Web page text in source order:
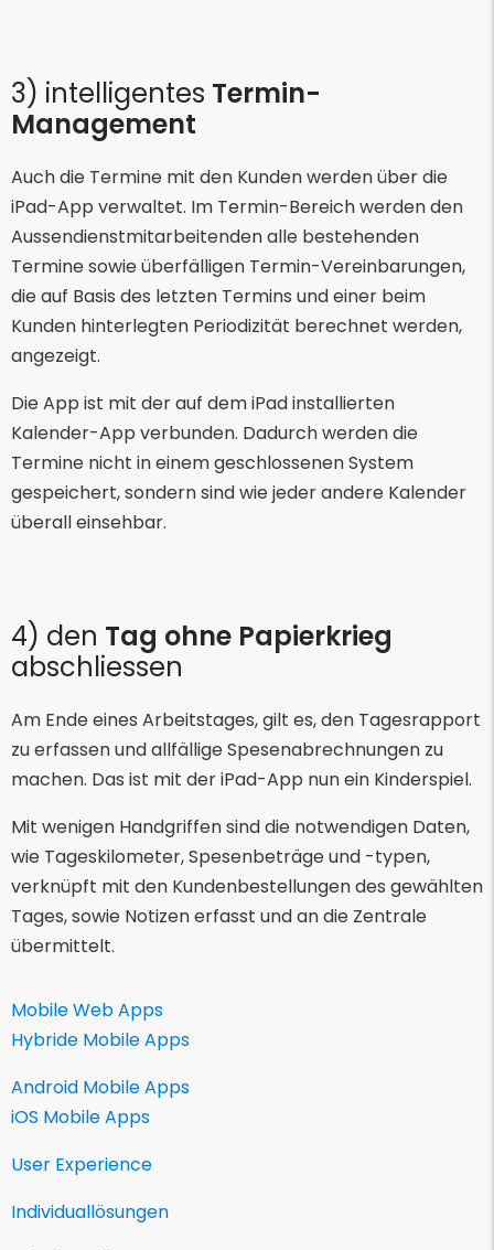
3) intelligentes Termin-
Management
Auch die Termine mit den Kunden werden über die
iPad-App verwaltet. Im Termin-Bereich werden den
Aussendienstmitarbeitenden alle bestehenden
Termine sowie überfälligen Termin-Vereinbarungen,
die auf Basis des letzten Termins und einer beim
Kunden hinterlegten Periodizität berechnet werden,
angezeigt.
Die App ist mit der auf dem iPad installierten
Kalender-App verbunden. Dadurch werden die
Termine nicht in einem geschlossenen System
gespeichert, sondern sind wie jeder andere Kalender
überall einsehbar.
4) den Tag ohne Papierkrieg
abschliessen
Am Ende eines Arbeitstages, gilt es, den Tagesrapport
zu erfassen und allfällige Spesenabrechnungen zu
machen. Das ist mit der iPad-App nun ein Kinderspiel.
Mit wenigen Handgriffen sind die notwendigen Daten,
wie Tageskilometer, Spesenbeträge und -typen,
verknüpft mit den Kundenbestellungen des gewählten
Tages, sowie Notizen erfasst und an die Zentrale
übermittelt.
Mobile Web Apps
Hybride Mobile Apps
Android Mobile Apps
iOS Mobile Apps
User Experience
Individuallösungen